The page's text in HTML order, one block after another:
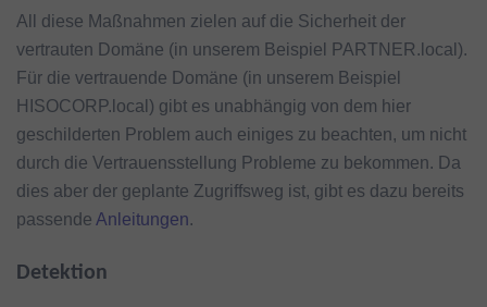
All diese Maßnahmen zielen auf die Sicherheit der
vertrauten Domäne (in unserem Beispiel PARTNER.local).
Für die vertrauende Domäne (in unserem Beispiel
HISOCORP.local) gibt es unabhängig von dem hier
geschilderten Problem auch einiges zu beachten, um nicht
durch die Vertrauensstellung Probleme zu bekommen. Da
dies aber der geplante Zugriffsweg ist, gibt es dazu bereits
passende Anleitungen.
Detektion